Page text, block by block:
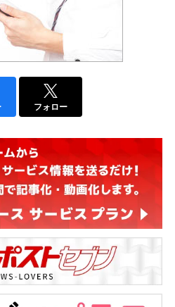
フォロー